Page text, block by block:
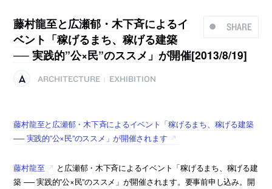
SHARE
藤村龍至と広瀬郁・木下斉によるイ
ベント「稼げるまち、稼げる建築
── 実践的”公×民”のススメ」が開催[2013/8/19]
ARCHITECTURE EXHIBITION
藤村龍至と広瀬郁・木下斉によるイベント「稼げるまち、稼げる建築
── 実践的”公×民”のススメ」が開催されます
藤村龍至
と広瀬郁・木下斉によるイベント「稼げるまち、稼げる建
築 ── 実践的”公×民”のススメ」が開催されます。要事前申し込み。開